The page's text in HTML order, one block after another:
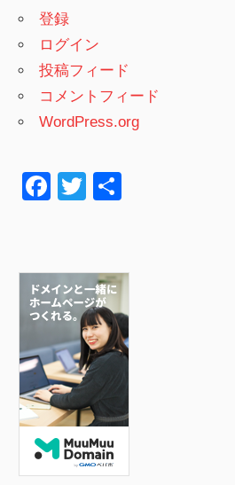
登録
ログイン
投稿フィード
コメントフィード
WordPress.org
F
e
b
o
o
k
T
er